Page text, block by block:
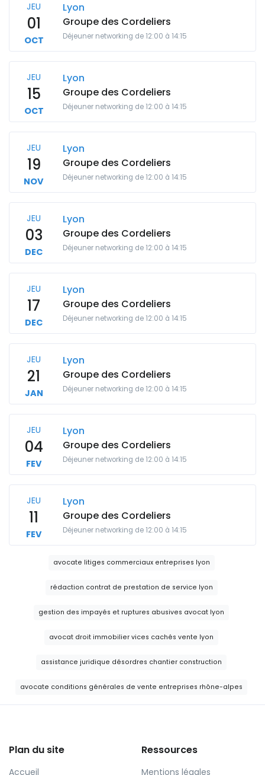
JEU
01
OCT
Lyon
Groupe des Cordeliers
Déjeuner networking de 12:00 à 14:15
JEU
15
OCT
Lyon
Groupe des Cordeliers
Déjeuner networking de 12:00 à 14:15
JEU
19
NOV
Lyon
Groupe des Cordeliers
Déjeuner networking de 12:00 à 14:15
JEU
03
DEC
Lyon
Groupe des Cordeliers
Déjeuner networking de 12:00 à 14:15
JEU
17
DEC
Lyon
Groupe des Cordeliers
Déjeuner networking de 12:00 à 14:15
JEU
21
JAN
Lyon
Groupe des Cordeliers
Déjeuner networking de 12:00 à 14:15
JEU
04
FEV
Lyon
Groupe des Cordeliers
Déjeuner networking de 12:00 à 14:15
JEU
11
FEV
Lyon
Groupe des Cordeliers
Déjeuner networking de 12:00 à 14:15
avocate litiges commerciaux entreprises lyon
rédaction contrat de prestation de service lyon
gestion des impayés et ruptures abusives avocat lyon
avocat droit immobilier vices cachés vente lyon
assistance juridique désordres chantier construction
avocate conditions générales de vente entreprises rhône-alpes
Plan du site
Accueil
Ressources
Mentions légales